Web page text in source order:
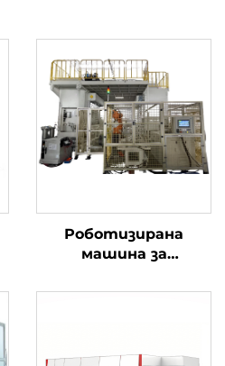
Роботизирана
машина за
прецизност на